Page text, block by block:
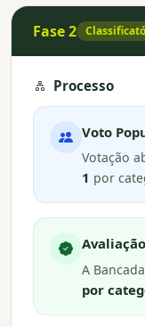
Fase 2
Processo
Voto
Votação
1 por
A
por